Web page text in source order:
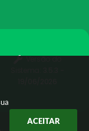
ACEITAR
Versão do